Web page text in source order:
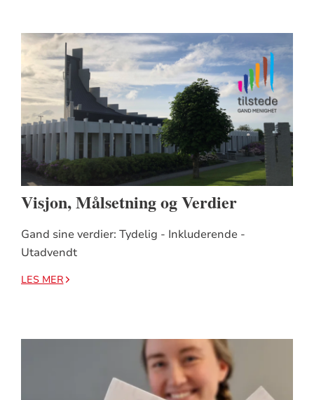
Visjon, Målsetning og Verdier
Gand sine verdier: Tydelig - Inkluderende -
Utadvendt
LES MER